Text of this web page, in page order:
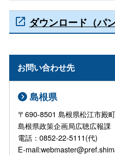
ダウンロード（パ
お問い合わせ先
島根県
〒690-8501 島根県松江市殿
島根県政策企画局広聴広報課
電話：0852-22-5111(代)
E-